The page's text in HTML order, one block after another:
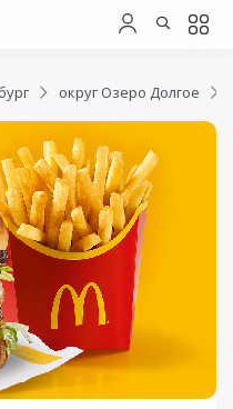
округ Озеро Долгое